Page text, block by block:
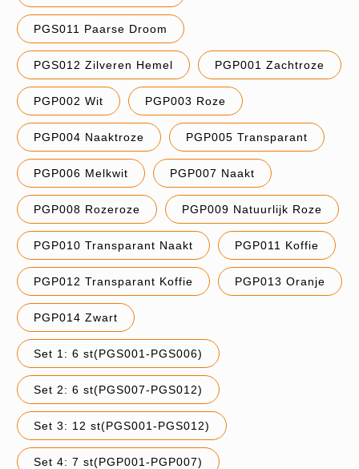
PGS011 Paarse Droom
PGS012 Zilveren Hemel PGP001 Zachtroze
PGP002 Wit PGP003 Roze
PGP004 Naaktroze PGP005 Transparant
PGP006 Melkwit PGP007 Naakt
PGP008 Rozeroze PGP009 Natuurlijk Roze
PGP010 Transparant Naakt PGP011 Koffie
PGP012 Transparant Koffie PGP013 Oranje
PGP014 Zwart
Set 1: 6 st(PGS001-PGS006)
Set 2: 6 st(PGS007-PGS012)
Set 3: 12 st(PGS001-PGS012)
Set 4: 7 st(PGP001-PGP007)